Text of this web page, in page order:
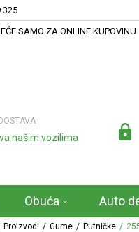
325
SAMO ZA ONLINE KUPOVINU
našim vozilima
Obuća Auto
Proizvodi Gume Putničke